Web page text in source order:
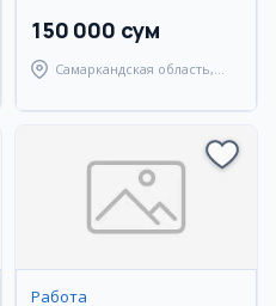
150 000 сум
Самаркандская область,
Работа